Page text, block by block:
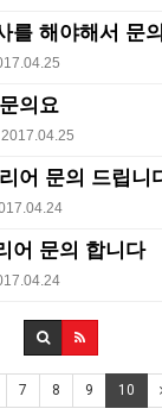
를 해야해서 문
의요
2017.04.25
어 문의 드립니
어 문의 합니다
7 8 9 10